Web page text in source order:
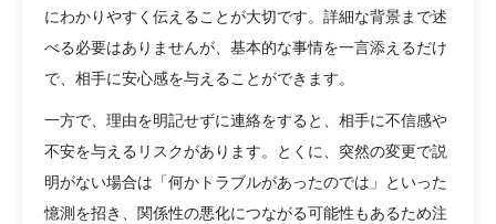
にわかりやすく伝えることが大切です。詳細な背景まで述
べる必要はありませんが、基本的な事情を一言添えるだけ
で、相手に安心感を与えることができます。
一方で、理由を明記せずに連絡をすると、相手に不信感や
不安を与えるリスクがあります。とくに、突然の変更で説
明がない場合は「何かトラブルがあったのでは」といった
憶測を招き、関係性の悪化につながる可能性もあるため注